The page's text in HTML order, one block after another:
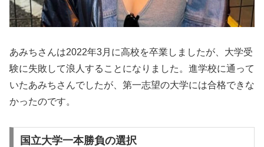
あみちさんは2022年3月に高校を卒業しましたが、大学受
験に失敗して浪人することになりました。進学校に通って
いたあみちさんでしたが、第一志望の大学には合格できな
かったのです。
国立大学一本勝負の選択